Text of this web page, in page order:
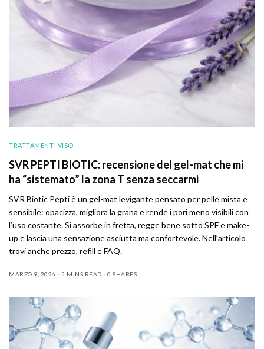
TRATTAMENTI VISO
SVR PEPTI BIOTIC: recensione del gel-mat che mi
ha “sistemato” la zona T senza seccarmi
SVR Biotic Pepti è un gel-mat levigante pensato per pelle mista e
sensibile: opacizza, migliora la grana e rende i pori meno visibili con
l’uso costante. Si assorbe in fretta, regge bene sotto SPF e make-
up e lascia una sensazione asciutta ma confortevole. Nell’articolo
trovi anche prezzo, refill e FAQ.
MARZO 9, 2026 5 MINS READ 0 SHARES